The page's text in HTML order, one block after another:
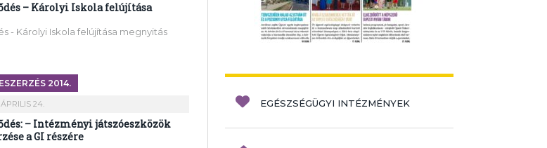
– Károlyi Iskola felújítása
- Károlyi Iskola felújítása megnyitás
2014.
24.
– Intézményi játszóeszközök
a GI részére
EGÉSZSÉGÜGYI INTÉZMÉNYEK